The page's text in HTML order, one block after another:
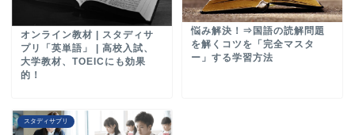
オンライン教材 | スタディサ
プリ「英単語」 | 高校入試、
大学教材、TOEICにも効果
的！
悩み解決！⇒国語の読解問題
を解くコツを「完全マスタ
ー」する学習方法
スタディサプリ